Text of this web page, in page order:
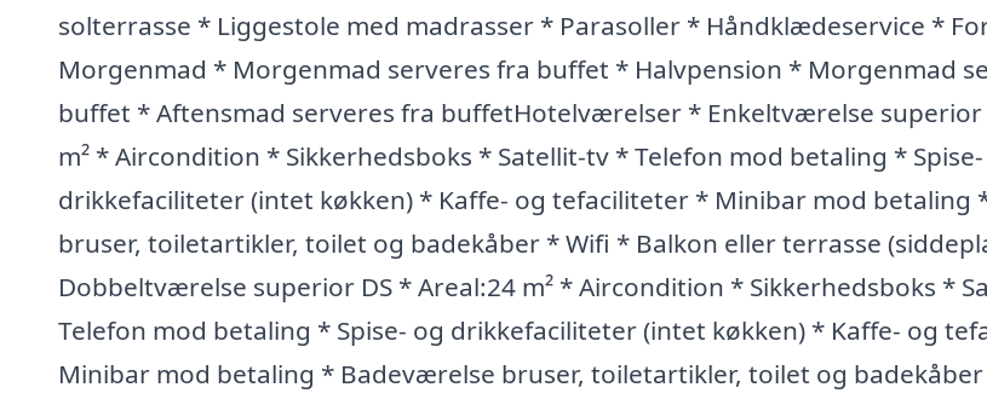
solterrasse * Liggestole med madrasser * Parasoller * Håndklædeservice *
Morgenmad * Morgenmad serveres fra buffet * Halvpension * Morgenmad
buffet * Aftensmad serveres fra buffetHotelværelser * Enkeltværelse superior
m² * Aircondition * Sikkerhedsboks * Satellit-tv * Telefon mod betaling *
drikkefaciliteter (intet køkken) * Kaffe- og tefaciliteter * Minibar mod betaling
bruser, toiletartikler, toilet og badekåber * Wifi * Balkon eller terrasse
Dobbeltværelse superior DS * Areal:24 m² * Aircondition * Sikkerhedsboks *
Telefon mod betaling * Spise- og drikkefaciliteter (intet køkken) * Kaffe- og
Minibar mod betaling * Badeværelse bruser, toiletartikler, toilet og